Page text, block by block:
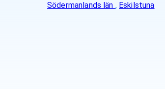
Södermanlands län , Eskilstuna